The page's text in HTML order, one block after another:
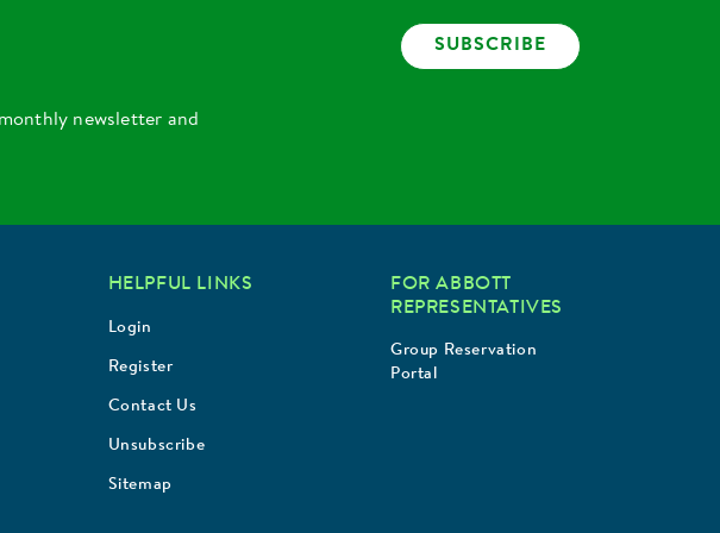
newsletter and
SUBSCRIBE
HELPFUL LINKS
Login
Register
Contact Us
Unsubscribe
Sitemap
FOR ABBOTT
REPRESENTATIVES
Group Reservation
Portal